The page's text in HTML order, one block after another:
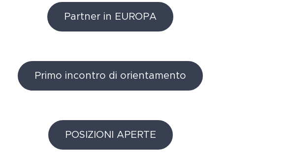
Partner in EUROPA
Primo incontro di orientamento
POSIZIONI APERTE